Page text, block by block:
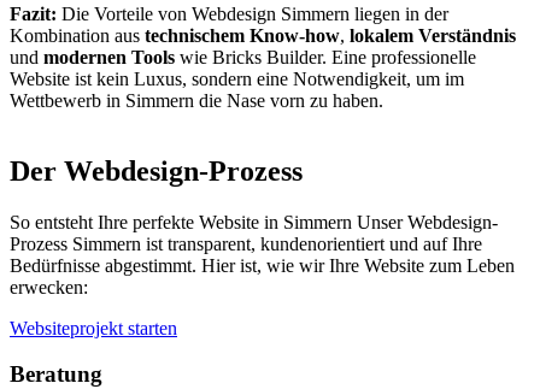
Fazit: Die Vorteile von Webdesign Simmern liegen in der
Kombination aus technischem Know-how, lokalem Verständnis
und modernen Tools wie Bricks Builder. Eine professionelle
Website ist kein Luxus, sondern eine Notwendigkeit, um im
Wettbewerb in Simmern die Nase vorn zu haben.
Der Webdesign-Prozess
So entsteht Ihre perfekte Website in Simmern Unser Webdesign-
Prozess Simmern ist transparent, kundenorientiert und auf Ihre
Bedürfnisse abgestimmt. Hier ist, wie wir Ihre Website zum Leben
erwecken:
Websiteprojekt starten
Beratung